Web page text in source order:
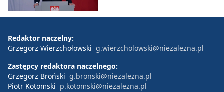
Redaktor naczelny:
Grzegorz Wierzchołowski g.wierzcholowski@niezalezna.pl
Zastępcy redaktora naczelnego:
Grzegorz Broński g.bronski@niezalezna.pl
Piotr Kotomski p.kotomski@niezalezna.pl